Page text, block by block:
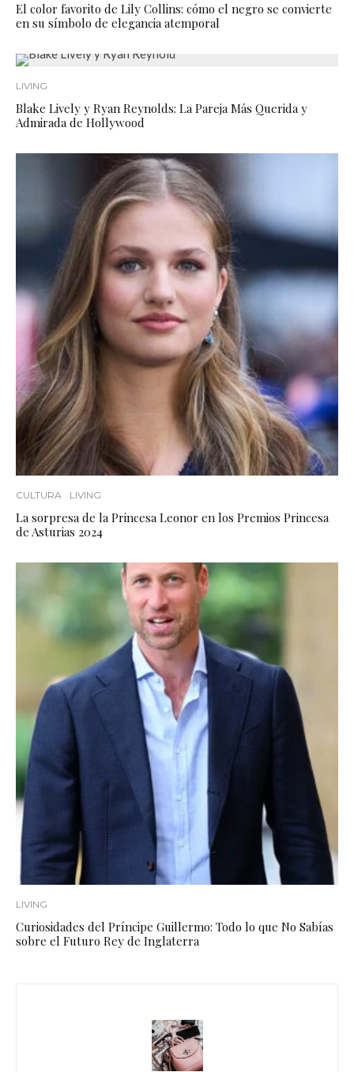
El color favorito de Lily Collins: cómo el negro se convierte
en su símbolo de elegancia atemporal
LIVING
Blake Lively y Ryan Reynolds: La Pareja Más Querida y
Admirada de Hollywood
CULTURA LIVING
La sorpresa de la Princesa Leonor en los Premios Princesa
de Asturias 2024
LIVING
Curiosidades del Príncipe Guillermo: Todo lo que No Sabías
sobre el Futuro Rey de Inglaterra